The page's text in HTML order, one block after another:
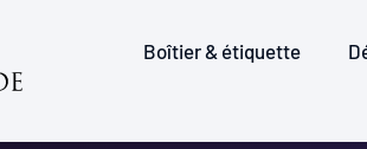
Boîtier & étiquette